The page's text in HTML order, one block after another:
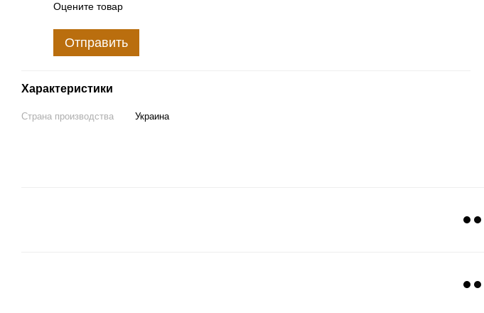
Оцените товар
Отправить
Характеристики
Страна производства Украина